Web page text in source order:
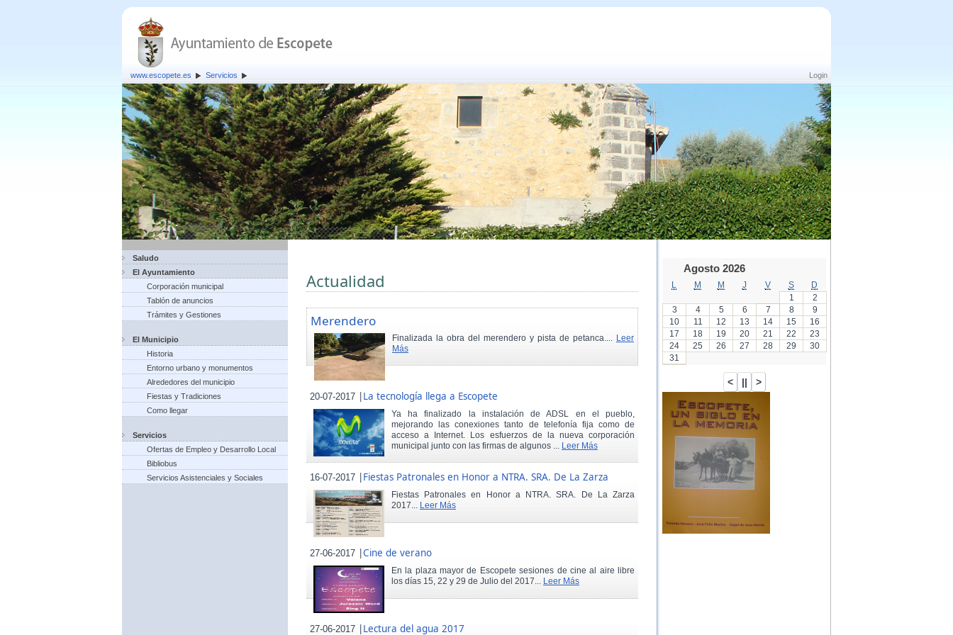
Login
www.escopete.es Servicios
Saludo
El Ayuntamiento
Corporación municipal
Tablón de anuncios
Trámites y Gestiones
El Municipio
Historia
Entorno urbano y monumentos
Alrededores del municipio
Fiestas y Tradiciones
Como llegar
Servicios
Ofertas de Empleo y Desarrollo Local
Bibliobus
Servicios Asistenciales y Sociales
Actualidad
Merendero
Finalizada la obra del merendero y pista de petanca.... Leer
Más
20-07-2017 |La tecnología llega a Escopete
Ya ha finalizado la instalación de ADSL en el pueblo,
mejorando las conexiones tanto de telefonía fija como de
acceso a Internet. Los esfuerzos de la nueva corporación
municipal junto con las firmas de algunos ... Leer Más
16-07-2017 |Fiestas Patronales en Honor a NTRA. SRA. De La Zarza
Fiestas Patronales en Honor a NTRA. SRA. De La Zarza
2017... Leer Más
27-06-2017 |Cine de verano
En la plaza mayor de Escopete sesiones de cine al aire libre
los días 15, 22 y 29 de Julio del 2017... Leer Más
27-06-2017 |Lectura del agua 2017
Agosto 2026
M M J V S
D
1
2
3
4 5 6 7 8
9
10
11 12 13 14 15
16
17
18 19 20 21 22
23
24
25 26 27 28 29
30
31